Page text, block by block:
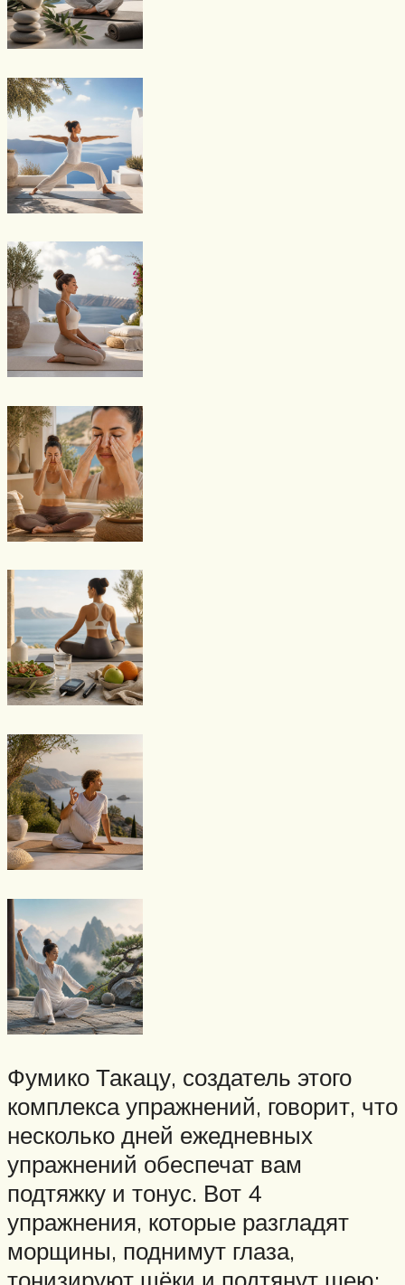
Фумико Такацу, создатель этого
комплекса упражнений, говорит, что
несколько дней ежедневных
упражнений обеспечат вам
подтяжку и тонус. Вот 4
упражнения, которые разгладят
морщины, поднимут глаза,